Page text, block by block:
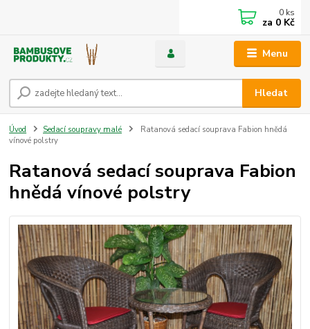
Menu
Hledat
0 ks
za 0 Kč
Úvod Sedací soupravy malé
Ratanová sedací souprava Fabion hnědá
vínové polstry
Ratanová sedací souprava Fabion
hnědá vínové polstry